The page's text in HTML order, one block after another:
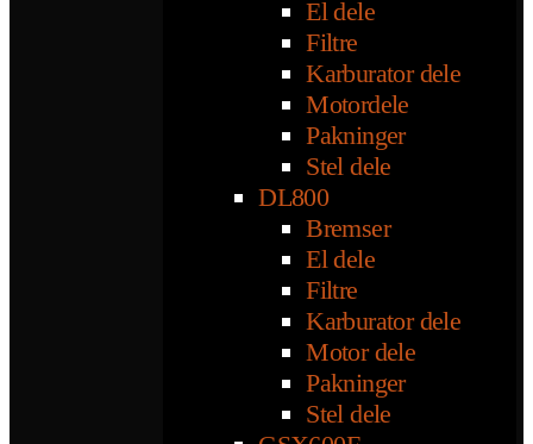
El dele
Filtre
Karburator dele
Motordele
Pakninger
Stel dele
DL800
Bremser
El dele
Filtre
Karburator dele
Motor dele
Pakninger
Stel dele